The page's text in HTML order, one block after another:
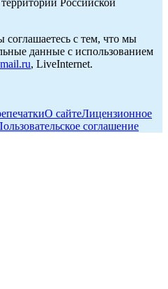
Российской
с тем, что мы
данные с использованием
, LiveInternet.
О сайтеЛицензионное
соглашение